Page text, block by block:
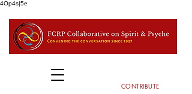
4Op4s|5e
CONTRIBUTE